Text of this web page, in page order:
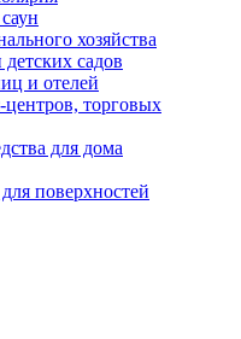
хозяйства
садов
и отелей
центров, торговых
для дома
поверхностей